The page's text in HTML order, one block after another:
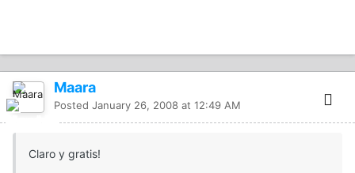
Maara
Posted January 26, 2008 at 12:49 AM
Claro y gratis!